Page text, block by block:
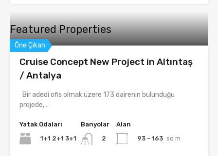
Featured Properties
Öne Çıkan
Cruise Concept New Project in Altıntaş
/ Antalya
Bir adedi ofis olmak üzere 173 dairenin bulunduğu
projede,…
Yatak Odaları
1+1 2+1 3+1
Banyolar
2
Alan
93 - 163 sq m